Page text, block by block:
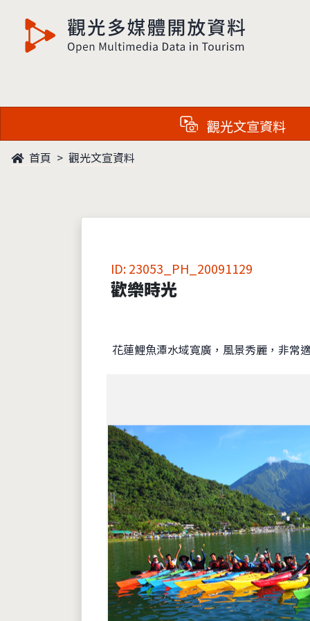
觀光多媒體開放資料
觀光文宣資料
首頁 觀光文宣資料
ID: 23053_PH_20091129
歡樂時光
花蓮鯉魚潭水域寬廣，風景秀麗，非常